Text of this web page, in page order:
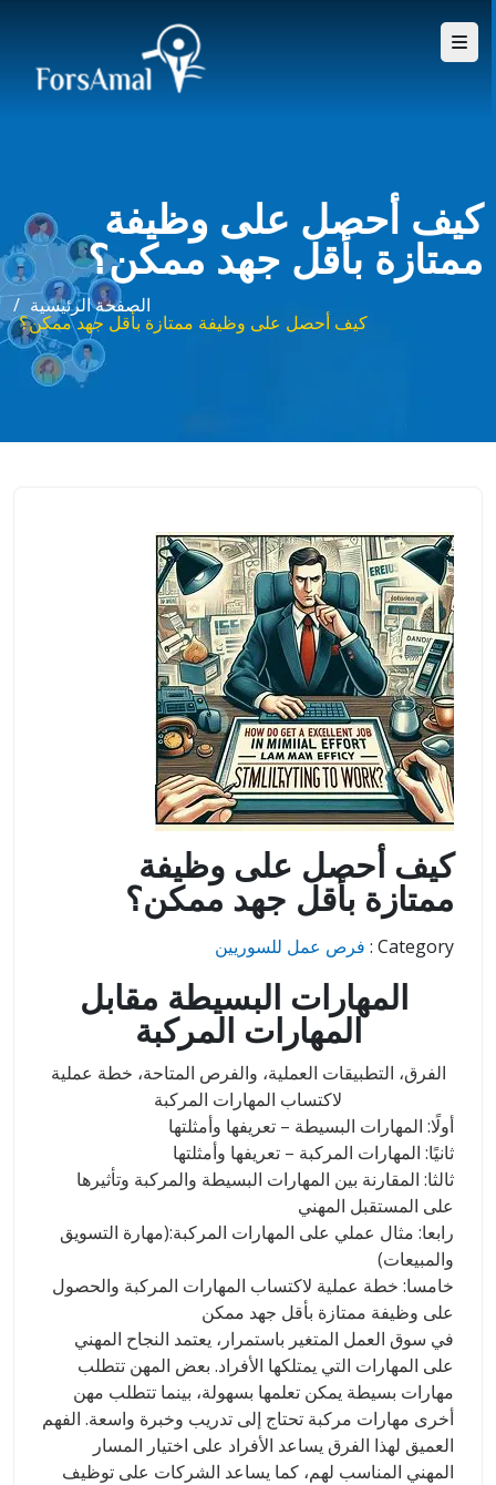
كيف أحصل على وظيفة
ممتازة بأقل جهد ممكن؟
الصفحة الرئيسية /
كيف أحصل على وظيفة ممتازة بأقل جهد ممكن؟
كيف أحصل على وظيفة
ممتازة بأقل جهد ممكن؟
Category : فرص عمل للسوريين
المهارات البسيطة مقابل
المهارات المركبة
الفرق، التطبيقات العملية، والفرص المتاحة، خطة عملية
لاكتساب المهارات المركبة
أولًا: المهارات البسيطة – تعريفها وأمثلتها
ثانيًا: المهارات المركبة – تعريفها وأمثلتها
ثالثا: المقارنة بين المهارات البسيطة والمركبة وتأثيرها
على المستقبل المهني
رابعا: مثال عملي على المهارات المركبة:(مهارة التسويق
والمبيعات)
خامسا: خطة عملية لاكتساب المهارات المركبة والحصول
على وظيفة ممتازة بأقل جهد ممكن
في سوق العمل المتغير باستمرار، يعتمد النجاح المهني
على المهارات التي يمتلكها الأفراد. بعض المهن تتطلب
مهارات بسيطة يمكن تعلمها بسهولة، بينما تتطلب مهن
أخرى مهارات مركبة تحتاج إلى تدريب وخبرة واسعة. الفهم
العميق لهذا الفرق يساعد الأفراد على اختيار المسار
المهني المناسب لهم، كما يساعد الشركات على توظيف